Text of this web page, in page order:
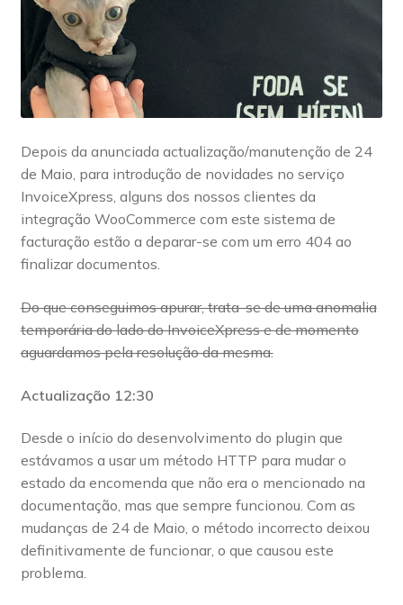
Depois da anunciada actualização/manutenção de 24
de Maio, para introdução de novidades no serviço
InvoiceXpress, alguns dos nossos clientes da
integração WooCommerce com este sistema de
facturação estão a deparar-se com um erro 404 ao
finalizar documentos.
Do que conseguimos apurar, trata-se de uma anomalia
temporária do lado do InvoiceXpress e de momento
aguardamos pela resolução da mesma.
Actualização 12:30
Desde o início do desenvolvimento do plugin que
estávamos a usar um método HTTP para mudar o
estado da encomenda que não era o mencionado na
documentação, mas que sempre funcionou. Com as
mudanças de 24 de Maio, o método incorrecto deixou
definitivamente de funcionar, o que causou este
problema.